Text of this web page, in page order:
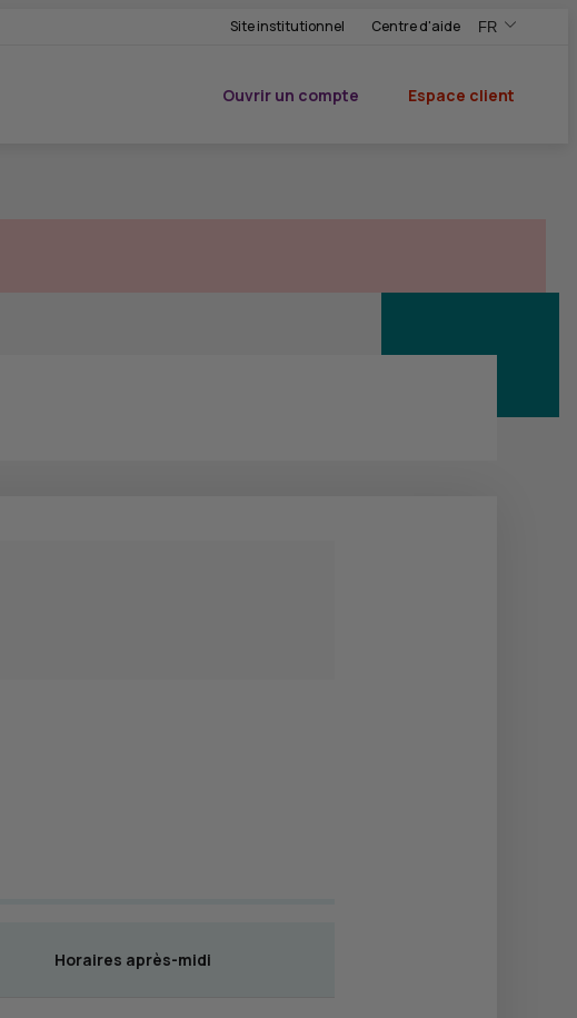
Site institutionnel Centre d'aide FR
,Version
,Changer de
Ouvrir un compte
Espace client
Horaires après-midi